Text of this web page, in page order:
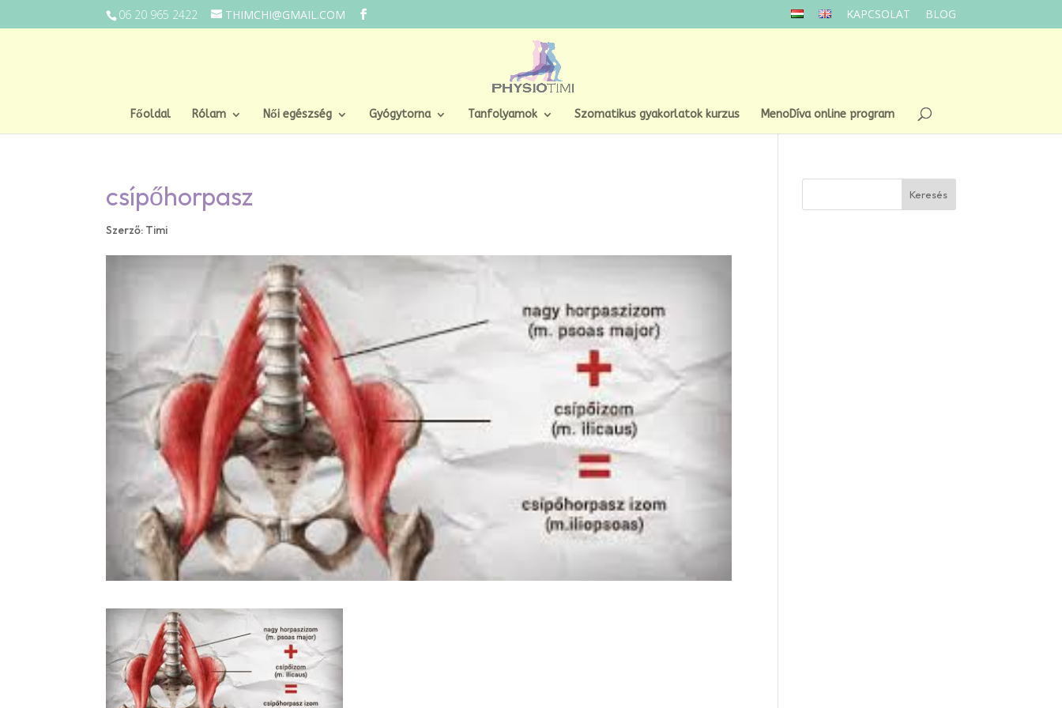
06 20 965 2422 THIMCHI@GMAIL.COM KAPCSOLAT BLOG
Főoldal Rólam Női egészség Gyógytorna Tanfolyamok Szomatikus gyakorlatok kurzus MenoDíva online program
csípőhorpasz
Szerző: Timi